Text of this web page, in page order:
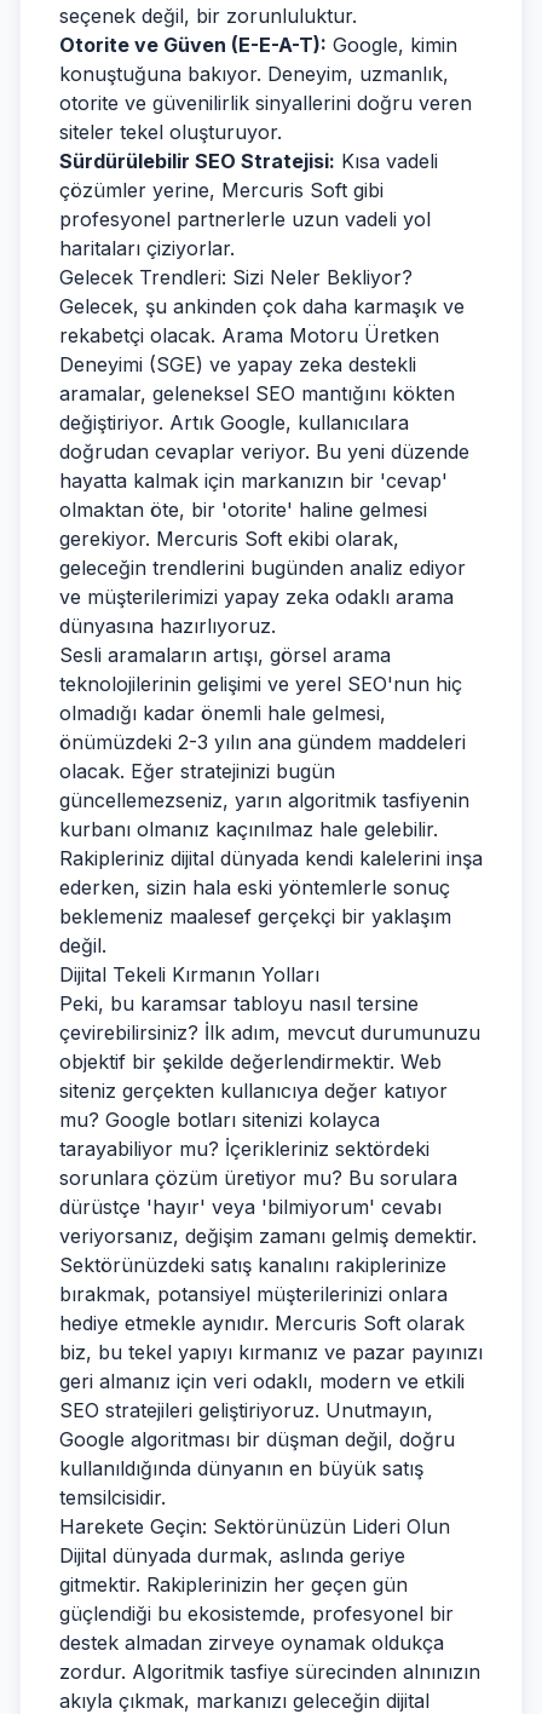
seçenek değil, bir zorunluluktur.
Otorite ve Güven (E-E-A-T): Google, kimin
konuştuğuna bakıyor. Deneyim, uzmanlık,
otorite ve güvenilirlik sinyallerini doğru veren
siteler tekel oluşturuyor.
Sürdürülebilir SEO Stratejisi: Kısa vadeli
çözümler yerine, Mercuris Soft gibi
profesyonel partnerlerle uzun vadeli yol
haritaları çiziyorlar.
Gelecek Trendleri: Sizi Neler Bekliyor?
Gelecek, şu ankinden çok daha karmaşık ve
rekabetçi olacak. Arama Motoru Üretken
Deneyimi (SGE) ve yapay zeka destekli
aramalar, geleneksel SEO mantığını kökten
değiştiriyor. Artık Google, kullanıcılara
doğrudan cevaplar veriyor. Bu yeni düzende
hayatta kalmak için markanızın bir 'cevap'
olmaktan öte, bir 'otorite' haline gelmesi
gerekiyor. Mercuris Soft ekibi olarak,
geleceğin trendlerini bugünden analiz ediyor
ve müşterilerimizi yapay zeka odaklı arama
dünyasına hazırlıyoruz.
Sesli aramaların artışı, görsel arama
teknolojilerinin gelişimi ve yerel SEO'nun hiç
olmadığı kadar önemli hale gelmesi,
önümüzdeki 2-3 yılın ana gündem maddeleri
olacak. Eğer stratejinizi bugün
güncellemezseniz, yarın algoritmik tasfiyenin
kurbanı olmanız kaçınılmaz hale gelebilir.
Rakipleriniz dijital dünyada kendi kalelerini inşa
ederken, sizin hala eski yöntemlerle sonuç
beklemeniz maalesef gerçekçi bir yaklaşım
değil.
Dijital Tekeli Kırmanın Yolları
Peki, bu karamsar tabloyu nasıl tersine
çevirebilirsiniz? İlk adım, mevcut durumunuzu
objektif bir şekilde değerlendirmektir. Web
siteniz gerçekten kullanıcıya değer katıyor
mu? Google botları sitenizi kolayca
tarayabiliyor mu? İçerikleriniz sektördeki
sorunlara çözüm üretiyor mu? Bu sorulara
dürüstçe 'hayır' veya 'bilmiyorum' cevabı
veriyorsanız, değişim zamanı gelmiş demektir.
Sektörünüzdeki satış kanalını rakiplerinize
bırakmak, potansiyel müşterilerinizi onlara
hediye etmekle aynıdır. Mercuris Soft olarak
biz, bu tekel yapıyı kırmanız ve pazar payınızı
geri almanız için veri odaklı, modern ve etkili
SEO stratejileri geliştiriyoruz. Unutmayın,
Google algoritması bir düşman değil, doğru
kullanıldığında dünyanın en büyük satış
temsilcisidir.
Harekete Geçin: Sektörünüzün Lideri Olun
Dijital dünyada durmak, aslında geriye
gitmektir. Rakiplerinizin her geçen gün
güçlendiği bu ekosistemde, profesyonel bir
destek almadan zirveye oynamak oldukça
zordur. Algoritmik tasfiye sürecinden alnınızın
akıyla çıkmak, markanızı geleceğin dijital